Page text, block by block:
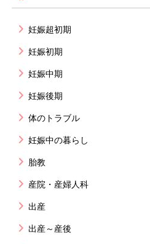
妊娠超初期
妊娠初期
妊娠中期
妊娠後期
体のトラブル
妊娠中の暮らし
胎教
産院・産婦人科
出産
出産～産後